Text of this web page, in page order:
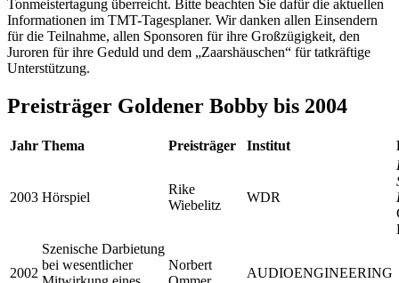
Tonmeistertagung überreicht. Bitte beachten Sie dafür die aktuellen
Informationen im TMT-Tagesplaner. Wir danken allen Einsendern
für die Teilnahme, allen Sponsoren für ihre Großzügigkeit, den
Juroren für ihre Geduld und dem „Zaarshäuschen“ für tatkräftige
Unterstützung.
Preisträger Goldener Bobby bis 2004
Jahr Thema Preisträger Institut
2003 Hörspiel
Rike
Wiebelitz
WDR
2002
Szenische Darbietung
bei wesentlicher
Norbert
AUDIOENGINEERING